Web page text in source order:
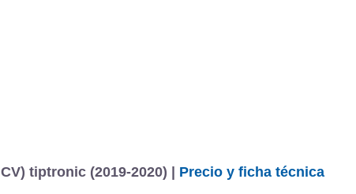
tiptronic (2019-2020) | Precio y ficha técnica